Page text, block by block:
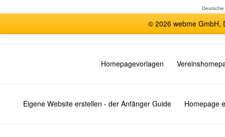
© 2026 webme GmbH,
Homepagevorlagen
Eigene Website erstellen - der Anfänger Guide Homepage